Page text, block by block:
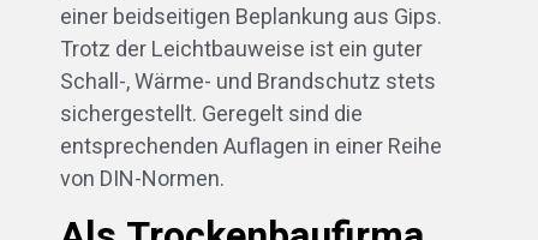
einer beidseitigen Beplankung aus Gips.
Trotz der Leichtbauweise ist ein guter
Schall-, Wärme- und Brandschutz stets
sichergestellt. Geregelt sind die
entsprechenden Auflagen in einer Reihe
von DIN-Normen.